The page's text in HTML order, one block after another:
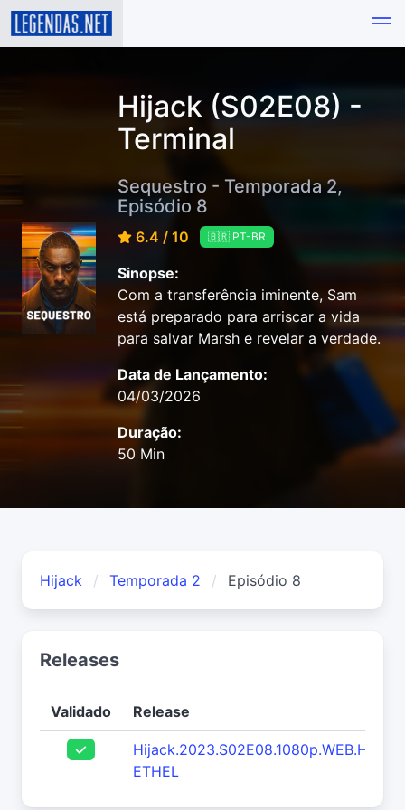
Hijack (S02E08) -
Terminal
Sequestro - Temporada 2,
Episódio 8
6.4 / 10 🇧🇷 PT-BR
Sinopse:
Com a transferência iminente, Sam
está preparado para arriscar a vida
para salvar Marsh e revelar a verdade.
Data de Lançamento:
04/03/2026
Duração:
50 Min
Hijack Temporada 2 Episódio 8
Releases
Validado Release
Hijack.2023.S02E08.1080p.WEB.H264-
ETHEL